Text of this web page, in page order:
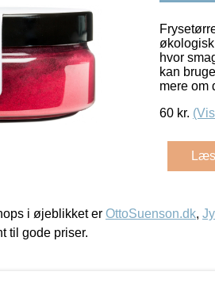
hvor
kan
mere
60 kr.
i øjeblikket er OttoSuenson.dk,
til gode priser.